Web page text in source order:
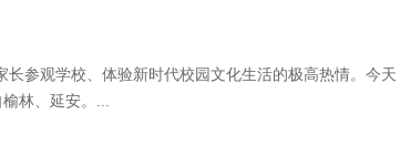
参观学校、体验新时代校园文化生活的极高热情。今
林、延安。...